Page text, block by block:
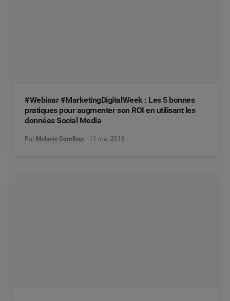
#Webinar #MarketingDigitalWeek : Les 5 bonnes
pratiques pour augmenter son ROI en utilisant les
données Social Media
Par Melanie Corolleur 11 mai 2018